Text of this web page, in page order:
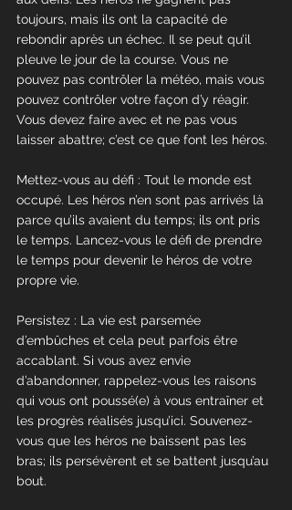
toujours, mais ils ont la capacité de
rebondir après un échec. Il se peut qu’il
pleuve le jour de la course. Vous ne
pouvez pas contrôler la météo, mais vous
pouvez contrôler votre façon d’y réagir.
Vous devez faire avec et ne pas vous
laisser abattre; c’est ce que font les héros.
Mettez-vous au défi : Tout le monde est
occupé. Les héros n’en sont pas arrivés là
parce qu’ils avaient du temps; ils ont pris
le temps. Lancez-vous le défi de prendre
le temps pour devenir le héros de votre
propre vie.
Persistez : La vie est parsemée
d’embûches et cela peut parfois être
accablant. Si vous avez envie
d’abandonner, rappelez-vous les raisons
qui vous ont poussé(e) à vous entraîner et
les progrès réalisés jusqu’ici. Souvenez-
vous que les héros ne baissent pas les
bras; ils persévèrent et se battent jusqu’au
bout.